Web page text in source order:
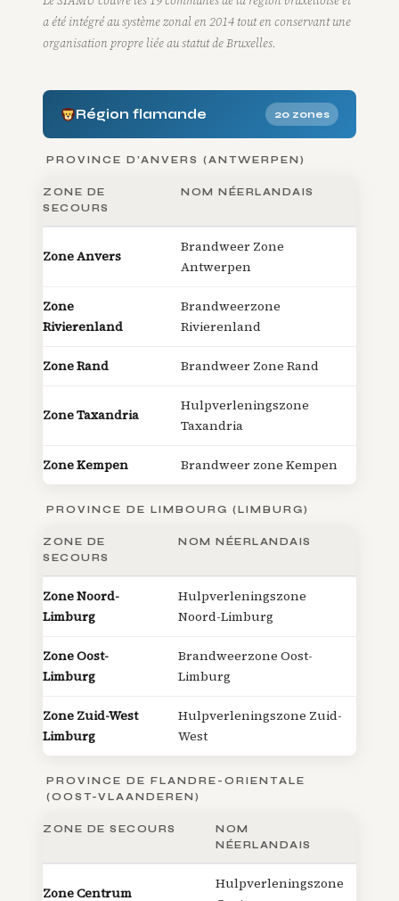
a été intégré au système zonal en 2014 tout en conservant une
organisation propre liée au statut de Bruxelles.
Région flamande 20 zones
PROVINCE D’ANVERS (ANTWERPEN)
ZONE DE
SECOURS
NOM NÉERLANDAIS
Zone Anvers
Brandweer Zone
Antwerpen
Zone
Rivierenland
Brandweerzone
Rivierenland
Zone Rand Brandweer Zone Rand
Zone Taxandria
Hulpverleningszone
Taxandria
Zone Kempen Brandweer zone Kempen
PROVINCE DE LIMBOURG (LIMBURG)
ZONE DE
SECOURS
NOM NÉERLANDAIS
Zone Noord-
Limburg
Hulpverleningszone
Noord-Limburg
Zone Oost-
Limburg
Brandweerzone Oost-
Limburg
Zone Zuid-West
Limburg
Hulpverleningszone Zuid-
West
PROVINCE DE FLANDRE-ORIENTALE
(OOST-VLAANDEREN)
ZONE DE SECOURS
NOM
NÉERLANDAIS
Zone Centrum
Hulpverleningszone